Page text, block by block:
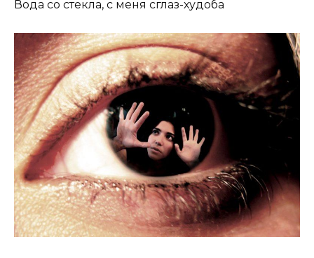
Вода со стекла, с меня сглаз-худоба